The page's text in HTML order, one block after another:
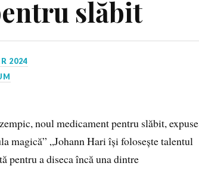
slăbit
2024
noul medicament pentru slăbit, expuse
magică” „Johann Hari își folosește talentul
pentru a diseca încă una dintre